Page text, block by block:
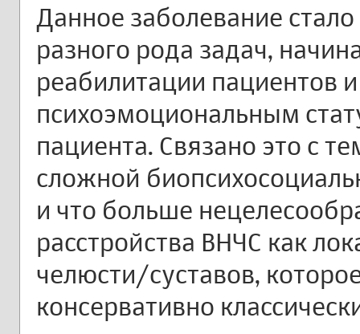
Данное заболевание
разного рода задач,
реабилитации пациентов
психоэмоциональным
пациента. Связано это с
сложной
и что больше
расстройства ВНЧС как
челюсти/суставов,
консервативно